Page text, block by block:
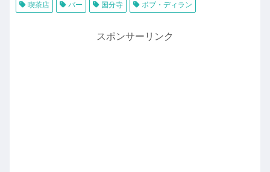
喫茶店
バー 国分寺 ボブ・ディラン
スポンサーリンク